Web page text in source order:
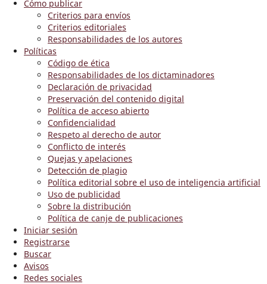
Cómo publicar
Criterios para envíos
Criterios editoriales
Responsabilidades de los autores
Políticas
Código de ética
Responsabilidades de los dictaminadores
Declaración de privacidad
Preservación del contenido digital
Política de acceso abierto
Confidencialidad
Respeto al derecho de autor
Conflicto de interés
Quejas y apelaciones
Detección de plagio
Política editorial sobre el uso de inteligencia artificial
Uso de publicidad
Sobre la distribución
Política de canje de publicaciones
Iniciar sesión
Registrarse
Buscar
Avisos
Redes sociales